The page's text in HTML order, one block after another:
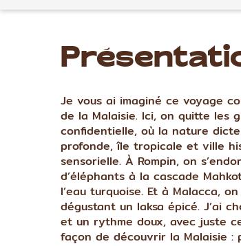
Je vous ai imaginé ce voyage
de la Malaisie. Ici, on quitte les
confidentielle, où la nature
profonde, île tropicale et ville
sensorielle. À Rompin, on
d’éléphants à la cascade
l’eau turquoise. Et à Malacca,
dégustant un laksa épicé. J’ai
et un rythme doux, avec juste
façon de découvrir la Malaisie :